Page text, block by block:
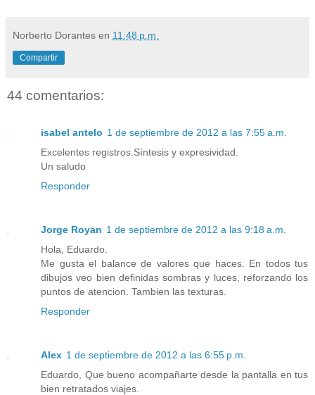
Norberto Dorantes en 11:48 p.m.
Compartir
44 comentarios:
isabel antelo 1 de septiembre de 2012 a las 7:55 a.m.
Excelentes registros.Síntesis y expresividad.
Un saludo
Responder
Jorge Royan 1 de septiembre de 2012 a las 9:18 a.m.
Hola, Eduardo.
Me gusta el balance de valores que haces. En todos tus
dibujos veo bien definidas sombras y luces, reforzando los
puntos de atencion. Tambien las texturas.
Responder
Alex 1 de septiembre de 2012 a las 6:55 p.m.
Eduardo, Que bueno acompañarte desde la pantalla en tus
bien retratados viajes.